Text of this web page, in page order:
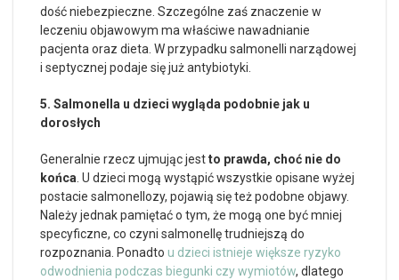
dość niebezpieczne. Szczególne zaś znaczenie w
leczeniu objawowym ma właściwe nawadnianie
pacjenta oraz dieta. W przypadku salmonelli narządowej
i septycznej podaje się już antybiotyki.
5. Salmonella u dzieci wygląda podobnie jak u
dorosłych
Generalnie rzecz ujmując jestto prawda, choć nie do
końca . U dzieci mogą wystąpić wszystkie opisane wyżej
postacie salmonellozy, pojawią się też podobne objawy.
Należy jednak pamiętać o tym, że mogą one być mniej
specyficzne, co czyni salmonellę trudniejszą do
rozpoznania. Ponadto u dzieci istnieje większe ryzyko
odwodnienia podczas biegunki czy wymiotów, dlatego